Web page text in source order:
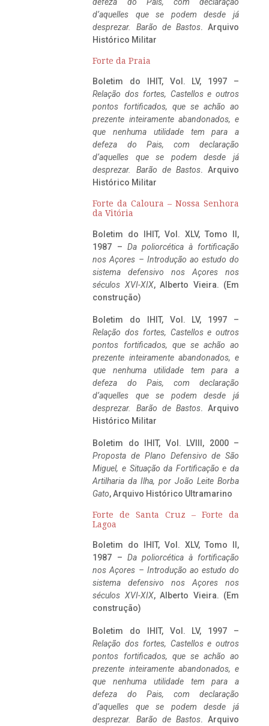
d’aquelles que se podem desde já
desprezar. Barão de Bastos. Arquivo
Histórico Militar
Forte da Praia
Boletim do IHIT, Vol. LV, 1997 –
Relação dos fortes, Castellos e outros
pontos fortificados, que se achão ao
prezente inteiramente abandonados, e
que nenhuma utilidade tem para a
defeza do Pais, com declaração
d’aquelles que se podem desde já
desprezar. Barão de Bastos. Arquivo
Histórico Militar
Forte da Caloura – Nossa Senhora
da Vitória
Boletim do IHIT, Vol. XLV, Tomo II,
1987 – Da poliorcética à fortificação
nos Açores – Introdução ao estudo do
sistema defensivo nos Açores nos
séculos XVI-XIX, Alberto Vieira. (Em
construção)
Boletim do IHIT, Vol. LV, 1997 –
Relação dos fortes, Castellos e outros
pontos fortificados, que se achão ao
prezente inteiramente abandonados, e
que nenhuma utilidade tem para a
defeza do Pais, com declaração
d’aquelles que se podem desde já
desprezar. Barão de Bastos. Arquivo
Histórico Militar
Boletim do IHIT, Vol. LVIII, 2000 –
Proposta de Plano Defensivo de São
Miguel, e Situação da Fortificação e da
Artilharia da Ilha, por João Leite Borba
Gato, Arquivo Histórico Ultramarino
Forte de Santa Cruz – Forte da
Lagoa
Boletim do IHIT, Vol. XLV, Tomo II,
1987 – Da poliorcética à fortificação
nos Açores – Introdução ao estudo do
sistema defensivo nos Açores nos
séculos XVI-XIX, Alberto Vieira. (Em
construção)
Boletim do IHIT, Vol. LV, 1997 –
Relação dos fortes, Castellos e outros
pontos fortificados, que se achão ao
prezente inteiramente abandonados, e
que nenhuma utilidade tem para a
defeza do Pais, com declaração
d’aquelles que se podem desde já
desprezar. Barão de Bastos. Arquivo